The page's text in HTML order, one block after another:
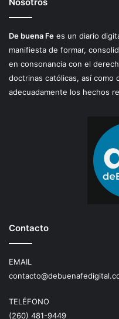
De buena Fe es un diario
manifiesta de formar,
en consonancia con el
doctrinas católicas, así como
adecuadamente los hechos
Contacto
EMAIL
TELÉFONO
(260) 481-9449